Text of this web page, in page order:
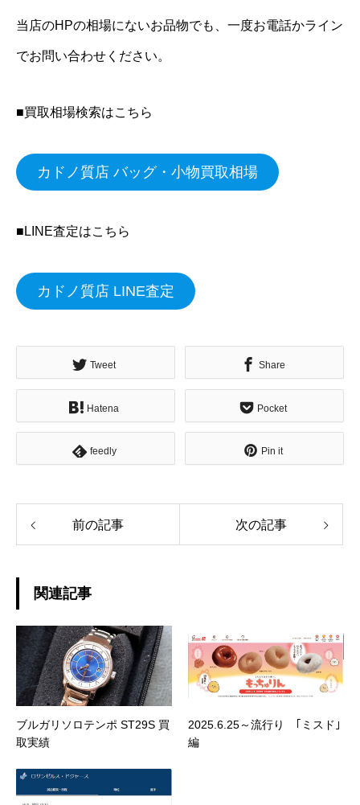
当店のHPの相場にないお品物でも、一度お電話かライン
でお問い合わせください。
■買取相場検索はこちら
カドノ質店 バッグ・小物買取相場
■LINE査定はこちら
カドノ質店 LINE査定
Tweet Share
Hatena Pocket
feedly Pin it
前の記事 次の記事
関連記事
ブルガリソロテンポ ST29S 買
取実績
2025.6.25～流行り ｢ミスド｣
編